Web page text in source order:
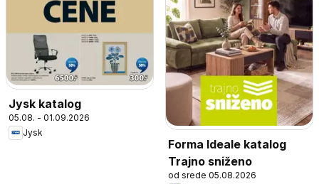
Jysk katalog
05.08. - 01.09.2026
Jysk
Forma Ideale katalog
Trajno sniženo
od srede 05.08.2026